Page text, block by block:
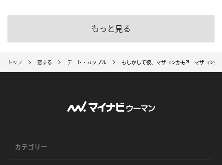
もっと見る
トップ 恋する デート・カップル もしかして彼、マザコンかも?! マザコン疑
カテゴリー